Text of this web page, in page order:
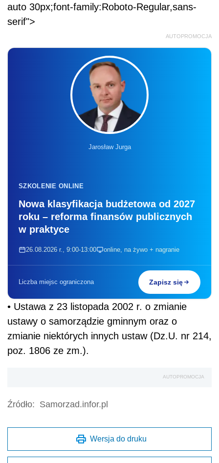
auto 30px;font-family:Roboto-Regular,sans-
serif">
AUTOPROMOCJA
Jarosław Jurga
SZKOLENIE ONLINE
Nowa klasyfikacja budżetowa od 2027
roku – reforma finansów publicznych
w praktyce
26.08.2026 r., 9:00-13:00 online, na żywo + nagranie
Liczba miejsc ograniczona Zapisz się
• Ustawa z 23 listopada 2002 r. o zmianie
ustawy o samorządzie gminnym oraz o
zmianie niektórych innych ustaw (Dz.U. nr 214,
poz. 1806 ze zm.).
AUTOPROMOCJA
Źródło: Samorzad.infor.pl
Wersja do druku